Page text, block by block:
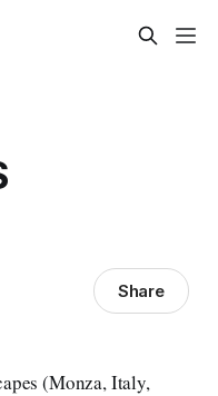
Share
(Monza, Italy,